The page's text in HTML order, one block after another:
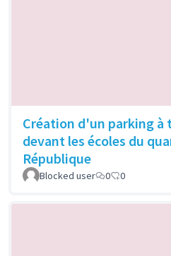
Création d'un parking
devant les écoles du
République
Blocked user 0 0